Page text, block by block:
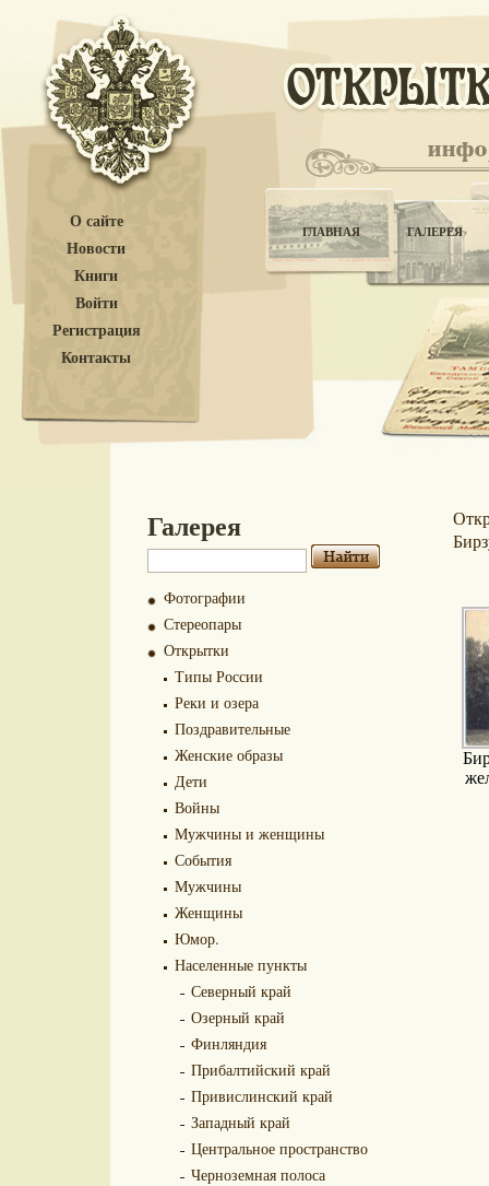
О сайте
Новости
Книги
Войти
Регистрация
Контакты
ГЛАВНАЯ ГАЛЕРЕЯ
Галерея
Фотографии
Стереопары
Открытки
Типы России
Реки и озера
Поздравительные
Женские образы
Дети
Войны
Мужчины и женщины
События
Мужчины
Женщины
Юмор.
Населенные пункты
Северный край
Озерный край
Финляндия
Прибалтийский край
Привислинский край
Западный край
Центральное пространство
Черноземная полоса